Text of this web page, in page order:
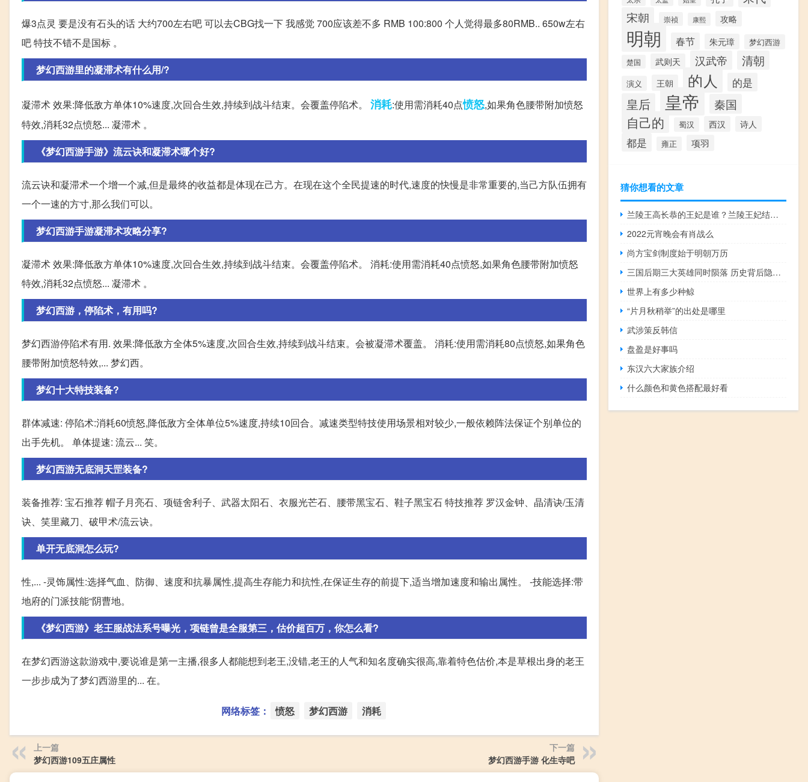
爆3点灵 要是没有石头的话 大约700左右吧 可以去CBG找一下 我感觉 700应该差不多 RMB 100:800 个人觉得最多80RMB.. 650w左右
吧 特技不错不是国标 。
梦幻西游里的凝滞术有什么用/?
凝滞术 效果:降低敌方单体10%速度,次回合生效,持续到战斗结束。会覆盖停陷术。 消耗:使用需消耗40点愤怒,如果角色腰带附加愤怒
特效,消耗32点愤怒... 凝滞术 。
《梦幻西游手游》流云诀和凝滞术哪个好?
流云诀和凝滞术一个增一个减,但是最终的收益都是体现在己方。在现在这个全民提速的时代,速度的快慢是非常重要的,当己方队伍拥有
一个一速的方寸,那么我们可以。
梦幻西游手游凝滞术攻略分享?
凝滞术 效果:降低敌方单体10%速度,次回合生效,持续到战斗结束。会覆盖停陷术。 消耗:使用需消耗40点愤怒,如果角色腰带附加愤怒
特效,消耗32点愤怒... 凝滞术 。
梦幻西游，停陷术，有用吗?
梦幻西游停陷术有用. 效果:降低敌方全体5%速度,次回合生效,持续到战斗结束。会被凝滞术覆盖。 消耗:使用需消耗80点愤怒,如果角色
腰带附加愤怒特效,... 梦幻西。
梦幻十大特技装备?
群体减速: 停陷术:消耗60愤怒,降低敌方全体单位5%速度,持续10回合。减速类型特技使用场景相对较少,一般依赖阵法保证个别单位的
出手先机。 单体提速: 流云... 笑。
梦幻西游无底洞天罡装备?
装备推荐: 宝石推荐 帽子月亮石、项链舍利子、武器太阳石、衣服光芒石、腰带黑宝石、鞋子黑宝石 特技推荐 罗汉金钟、晶清诀/玉清
诀、笑里藏刀、破甲术/流云诀。
单开无底洞怎么玩?
性,... -灵饰属性:选择气血、防御、速度和抗暴属性,提高生存能力和抗性,在保证生存的前提下,适当增加速度和输出属性。 -技能选择:带
地府的门派技能“阴曹地。
《梦幻西游》老王服战法系号曝光，项链曾是全服第三，估价超百万，你怎么看?
在梦幻西游这款游戏中,要说谁是第一主播,很多人都能想到老王,没错,老王的人气和知名度确实很高,靠着特色估价,本是草根出身的老王
一步步成为了梦幻西游里的... 在。
网络标签： 愤怒 梦幻西游 消耗
上一篇
梦幻西游109五庄属性
下一篇
梦幻西游手游 化生寺吧
宋朝 崇祯 康熙 攻略
明朝 春节 朱元璋 梦幻西游
楚国 武则天 汉武帝 清朝
演义 王朝 的人 的是
皇后 皇帝 秦国
自己的 蜀汉 西汉 诗人
都是 雍正 项羽
猜你想看的文章
兰陵王高长恭的王妃是谁？兰陵王妃结局如何？
2022元宵晚会有肖战么
尚方宝剑制度始于明朝万历
三国后期三大英雄同时陨落 历史背后隐藏惊人内幕
世界上有多少种鲸
“片月秋稍举”的出处是哪里
武涉策反韩信
盘盈是好事吗
东汉六大家族介绍
什么颜色和黄色搭配最好看